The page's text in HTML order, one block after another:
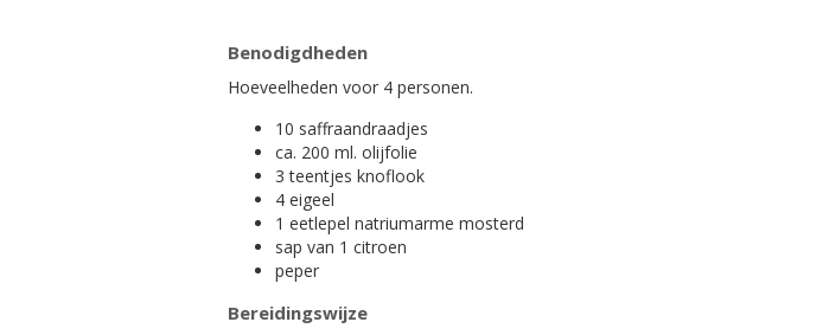
Benodigdheden
Hoeveelheden voor 4 personen.
10 saffraandraadjes
ca. 200 ml. olijfolie
3 teentjes knoflook
4 eigeel
1 eetlepel natriumarme mosterd
sap van 1 citroen
peper
Bereidingswijze